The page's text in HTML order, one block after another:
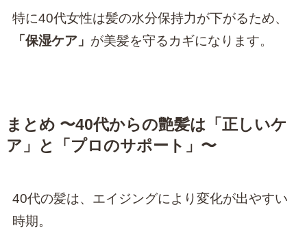
特に40代女性は髪の水分保持力が下がるため、
「保湿ケア」 が美髪を守るカギになります。
まとめ 〜40代からの艶髪は「正しいケ
ア」と「プロのサポート」〜
40代の髪は、エイジングにより変化が出やすい
時期。